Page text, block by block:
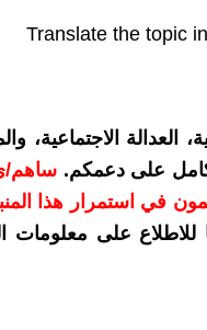
Translate the topic
الاجتماعية،
كامل على دعمكم. ساهم/
تساهمون في استمرار هذا
للاطلاع على معلومات